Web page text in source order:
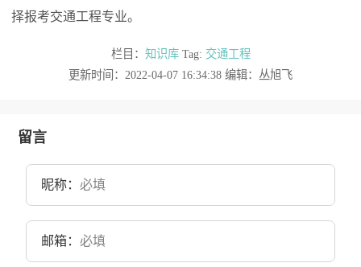
择报考交通工程专业。
栏目： 知识库Tag: 交通工程
更新时间：2022-04-07 16:34:38 编辑：丛旭飞
留言
昵称：
邮箱：